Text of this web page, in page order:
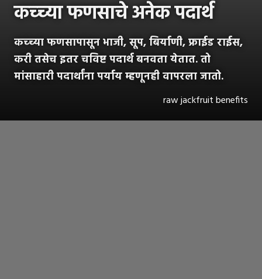
कच्च्या फणसाचे अनेक पदार्थ
कच्च्या फणसापासून भाजी, सूप, बिर्याणी, फ्राईड राईस,
करी तसेच इतर चविष्ट पदार्थ बनवता येतात. तो
मांसाहारी पदार्थांना पर्याय म्हणूनही वापरला जातो.
raw jackfruit benefits